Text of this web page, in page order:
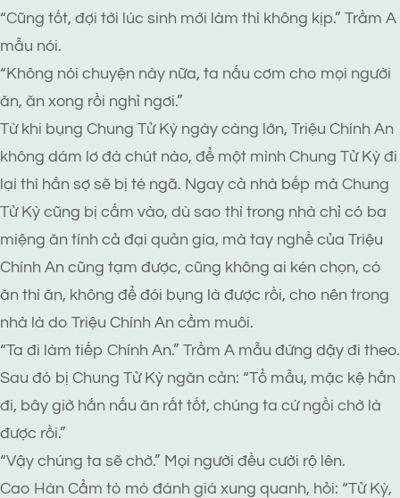
“Cũng tốt, đợi tới lúc sinh mới làm thì không kịp.” Trầm A
mẫu nói.
“Không nói chuyện này nữa, ta nấu cơm cho mọi người
ăn, ăn xong rồi nghỉ ngơi.”
Từ khi bụng Chung Tử Kỳ ngày càng lớn, Triệu Chính An
không dám lơ đà chút nào, để một mình Chung Tử Kỳ đi
lại thì hắn sợ sẽ bị té ngã. Ngay cả nhà bếp mà Chung
Tử Kỳ cũng bị cấm vào, dù sao thì trong nhà chỉ có ba
miệng ăn tính cả đại quản gia, mà tay nghề của Triệu
Chính An cũng tạm được, cũng không ai kén chọn, có
ăn thì ăn, không để đói bụng là được rồi, cho nên trong
nhà là do Triệu Chính An cầm muôi.
“Ta đi làm tiếp Chính An.” Trầm A mẫu đứng dậy đi theo.
Sau đó bị Chung Tử Kỳ ngăn cản: “Tổ mẫu, mặc kệ hắn
đi, bây giờ hắn nấu ăn rất tốt, chúng ta cứ ngồi chờ là
được rồi.”
“Vậy chúng ta sẽ chờ.” Mọi người đều cười rộ lên.
Cao Hàn Cẩm tò mò đánh giá xung quanh, hỏi: “Tử Kỳ,